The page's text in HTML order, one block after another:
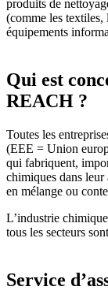
produits de
(comme les textiles,
équipements
Qui est
REACH ?
Toutes les
(EEE = Union
qui fabriquent,
chimiques dans leur
en mélange ou
L’industrie
tous les secteurs
Service